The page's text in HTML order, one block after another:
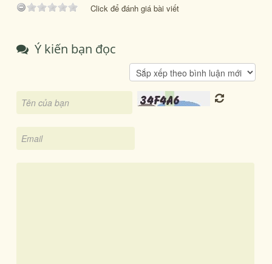
Click để đánh giá bài viết
Ý kiến bạn đọc